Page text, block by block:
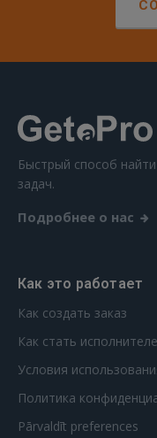
Быстрый способ
задач.
Подробнее о нас
Как это работает
Как создать заказ
Как стать
Условия
Политика
Pārvaldīt preferences